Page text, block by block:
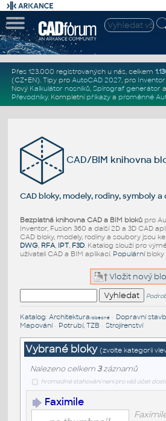
Přes 123.000 registrovaných u nás, celkem
(CZ+EN). Tipy pro AutoCAD 2027, pro
Nový Kalkulátor nosníků, Spirograf generátor a
Převodníky. Kompletní příkazya proměnné
CAD/BIM knihovna
CAD bloky, modely, rodiny, symboly
Bezplatná knihovna CAD a BIM blokůpro
Inventor, Fusion 360 a další 2D a 3D CAD
CAD bloky, modely, rodiny a soubory jsou
DWG, RFA, IPT, F3D. Katalog slouží pro
uživateli CAD a BIM aplikací. Populárníbloky
Vložit nový
Katalog: Architektura/obecné• Dopravní
Mapování• Potrubí, TZB • Strojírenství
Vybrané bloky (zvolte kategorii
Nalezeno celkem 3záznamů
hromadné stahování není pro váš účet
Faximile